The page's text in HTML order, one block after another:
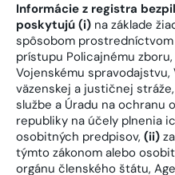
Informácie z registra
poskytujú (i) na základe
spôsobom
prístupu Policajnému
Vojenskému spravodajstvu,
väzenskej a justičnej
službe a Úradu na ochranu
republiky na účely plnenia
osobitných predpisov, (ii)
týmto zákonom alebo
orgánu členského štátu,